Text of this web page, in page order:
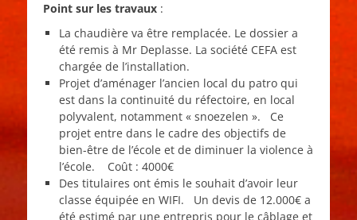
Point sur les travaux :
La chaudière va être remplacée. Le dossier a
été remis à Mr Deplasse. La société CEFA est
chargée de l’installation.
Projet d’aménager l’ancien local du patro qui
est dans la continuité du réfectoire, en local
polyvalent, notamment « snoezelen ». Ce
projet entre dans le cadre des objectifs de
bien-être de l’école et de diminuer la violence à
l’école. Coût : 4000€
Des titulaires ont émis le souhait d’avoir leur
classe équipée en WIFI. Un devis de 12.000€ a
été estimé par une entrepris pour le câblage et